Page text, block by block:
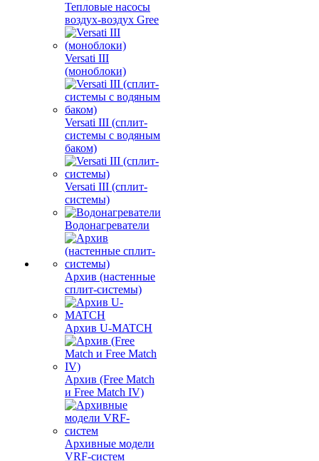
Тепловые насосы
воздух-воздух Gree
Versati III
(моноблоки)
Versati III (сплит-
системы с водяным
баком)
Versati III (сплит-
системы)
Водонагреватели
Архив (настенные
сплит-системы)
Архив U-MATCH
Архив (Free Match
и Free Match IV)
Архивные модели
VRF-систем